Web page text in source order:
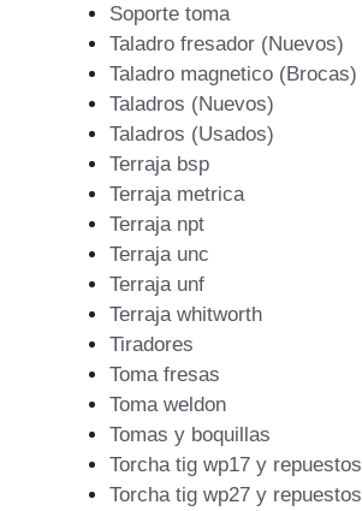
Soporte toma
Taladro fresador (Nuevos)
Taladro magnetico (Brocas)
Taladros (Nuevos)
Taladros (Usados)
Terraja bsp
Terraja metrica
Terraja npt
Terraja unc
Terraja unf
Terraja whitworth
Tiradores
Toma fresas
Toma weldon
Tomas y boquillas
Torcha tig wp17 y repuestos
Torcha tig wp27 y repuestos